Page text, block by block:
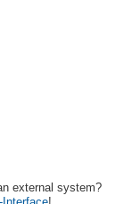
external system?